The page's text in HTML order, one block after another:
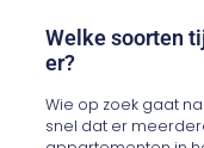
Welke soorten
er?
Wie op zoek gaat
snel dat er